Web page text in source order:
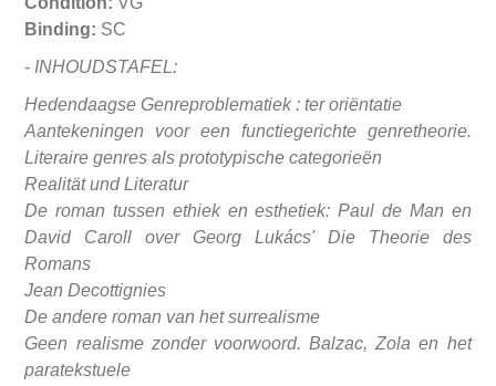
Binding: SC
- INHOUDSTAFEL:
Hedendaagse Genreproblematiek : ter oriëntatie
Aantekeningen voor een functiegerichte genretheorie.
Literaire genres als prototypische categorieën
Realität und Literatur
De roman tussen ethiek en esthetiek: Paul de Man en
David Caroll over Georg Lukács' Die Theorie des
Romans
Jean Decottignies
De andere roman van het surrealisme
Geen realisme zonder voorwoord. Balzac, Zola en het
paratekstuele